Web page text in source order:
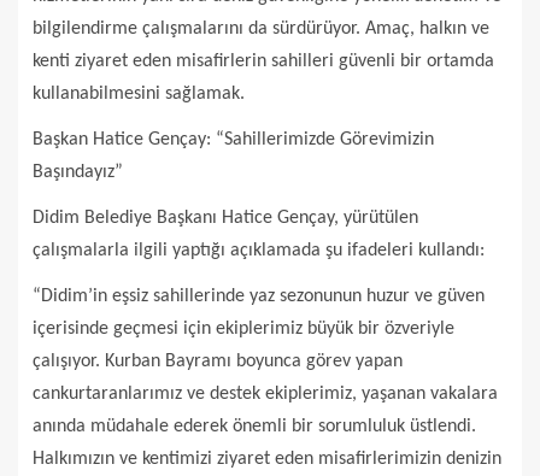
bilgilendirme çalışmalarını da sürdürüyor. Amaç, halkın ve
kenti ziyaret eden misafirlerin sahilleri güvenli bir ortamda
kullanabilmesini sağlamak.
Başkan Hatice Gençay: “Sahillerimizde Görevimizin
Başındayız”
Didim Belediye Başkanı Hatice Gençay, yürütülen
çalışmalarla ilgili yaptığı açıklamada şu ifadeleri kullandı:
“Didim’in eşsiz sahillerinde yaz sezonunun huzur ve güven
içerisinde geçmesi için ekiplerimiz büyük bir özveriyle
çalışıyor. Kurban Bayramı boyunca görev yapan
cankurtaranlarımız ve destek ekiplerimiz, yaşanan vakalara
anında müdahale ederek önemli bir sorumluluk üstlendi.
Halkımızın ve kentimizi ziyaret eden misafirlerimizin denizin